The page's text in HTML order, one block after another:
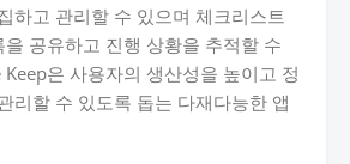
하고 관리할 수 있으며 체크리스트
공유하고 진행 상황을 추적할 수
은 사용자의 생산성을 높이고 정
리할 수 있도록 돕는 다재다능한 앱